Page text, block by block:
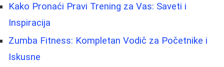
Kako Pronaći Pravi Trening za Vas: Saveti i
Inspiracija
Zumba Fitness: Kompletan Vodič za Početnike i
Iskusne